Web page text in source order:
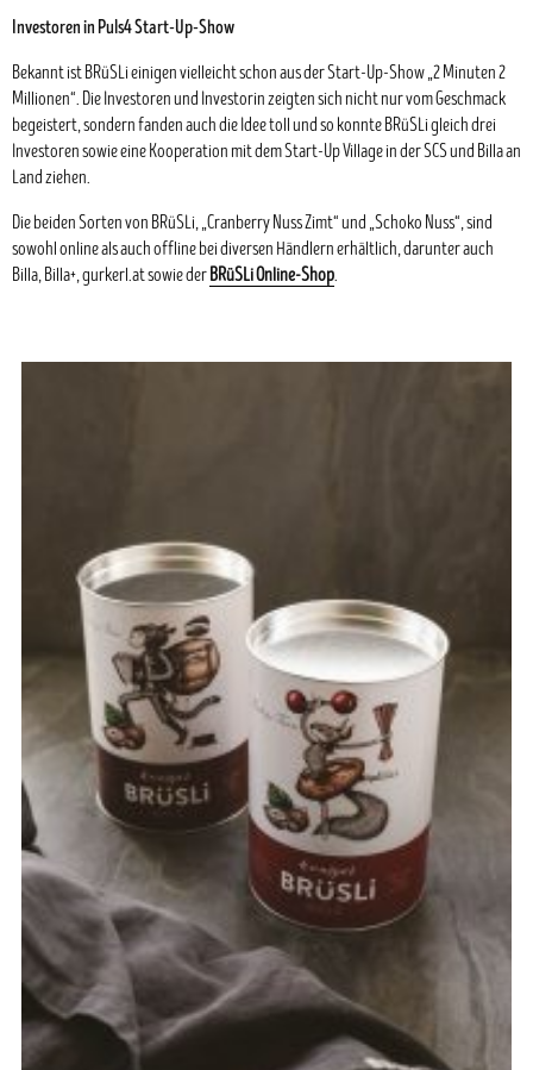
Investoren in Puls4 Start-Up-Show
Bekannt ist BRüSLi einigen vielleicht schon aus der Start-Up-Show „2 Minuten 2
Millionen“. Die Investoren und Investorin zeigten sich nicht nur vom Geschmack
begeistert, sondern fanden auch die Idee toll und so konnte BRüSLi gleich drei
Investoren sowie eine Kooperation mit dem Start-Up Village in der SCS und Billa an
Land ziehen.
Die beiden Sorten von BRüSLi, „Cranberry Nuss Zimt“ und „Schoko Nuss“, sind
sowohl online als auch offline bei diversen Händlern erhältlich, darunter auch
Billa, Billa+, gurkerl.at sowie derBRüSLi Online-Shop.